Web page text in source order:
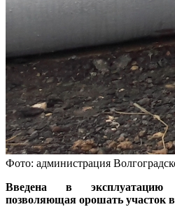
Фото: администрация
Введена в эксплуатацию
позволяющая орошать участок в